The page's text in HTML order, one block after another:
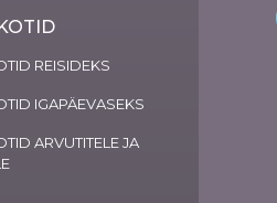
REISIDEKS
IGAPÄEVASEKS
ARVUTITELE JA